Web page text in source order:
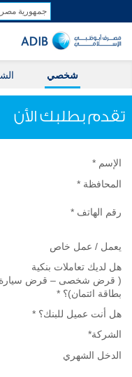
شخصي
تقدم بطلبك الأن
الإسم *
المحافظة *
رقم الهاتف *
يعمل / عمل خاص
هل لديك تعاملات بنكية
( قرض شخصى – قرض
بطاقة ائتمان)؟ *
هل أنت عميل للبنك؟ *
الشركة*
الدخل الشهري